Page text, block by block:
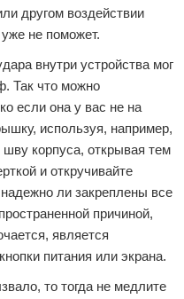
другом воздействии
не поможет.
внутри устройства мог
Так что можно
если она у вас не на
используя, например,
шву корпуса, открывая тем
и откручивайте
ли закреплены все
причиной,
является
питания или экрана.
то тогда не медлите